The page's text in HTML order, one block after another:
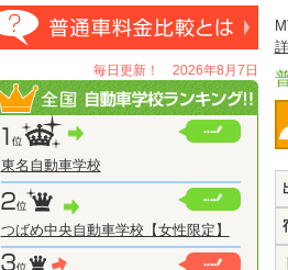
毎日更新！ 2026年8月7日
東名自動車学校
つばめ中央自動車学校【女性限定】